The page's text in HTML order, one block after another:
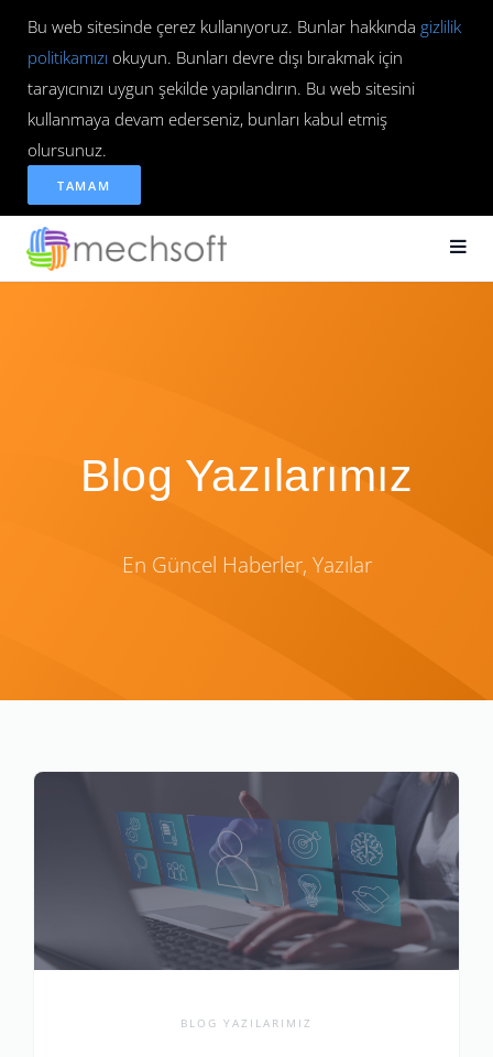
Bu web sitesinde çerez kullanıyoruz. Bunlar hakkında gizlilik
politikamızı okuyun. Bunları devre dışı bırakmak için
tarayıcınızı uygun şekilde yapılandırın. Bu web sitesini
kullanmaya devam ederseniz, bunları kabul etmiş
olursunuz.
TAMAM
Blog Yazılarımız
En Güncel Haberler, Yazılar
BLOG YAZILARIMIZ